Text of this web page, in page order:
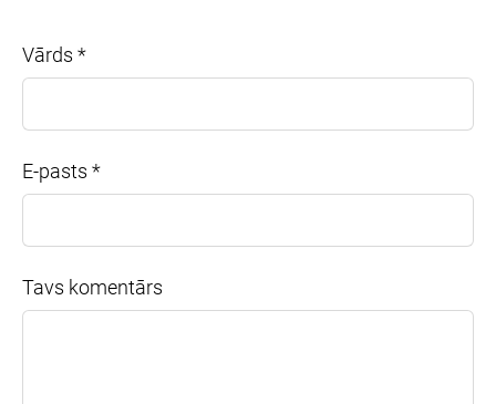
Vārds *
E-pasts *
Tavs komentārs